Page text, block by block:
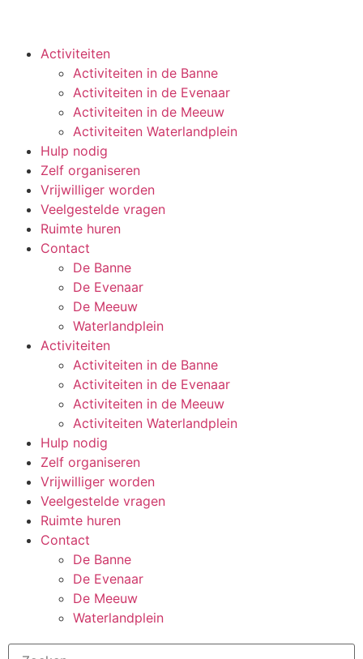
Activiteiten
Activiteiten in de Banne
Activiteiten in de Evenaar
Activiteiten in de Meeuw
Activiteiten Waterlandplein
Hulp nodig
Zelf organiseren
Vrijwilliger worden
Veelgestelde vragen
Ruimte huren
Contact
De Banne
De Evenaar
De Meeuw
Waterlandplein
Activiteiten
Activiteiten in de Banne
Activiteiten in de Evenaar
Activiteiten in de Meeuw
Activiteiten Waterlandplein
Hulp nodig
Zelf organiseren
Vrijwilliger worden
Veelgestelde vragen
Ruimte huren
Contact
De Banne
De Evenaar
De Meeuw
Waterlandplein